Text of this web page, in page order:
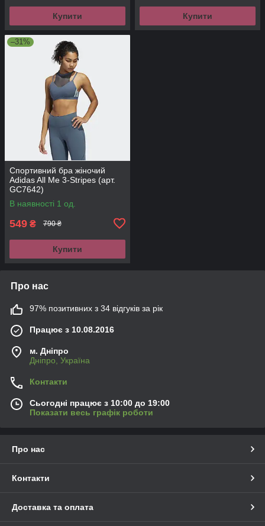
Купити Купити
–31%
Спортивний бра жіночий
Adidas All Me 3-Stripes (арт.
GC7642)
В наявності 1 од.
549 ₴ 790 ₴
Купити
Про нас
97% позитивних з 34 відгуків за рік
Працює з 10.08.2016
м. Дніпро
Дніпро, Україна
Контакти
Сьогодні працює з 10:00 до 19:00
Показати весь графік роботи
Про нас
Контакти
Доставка та оплата